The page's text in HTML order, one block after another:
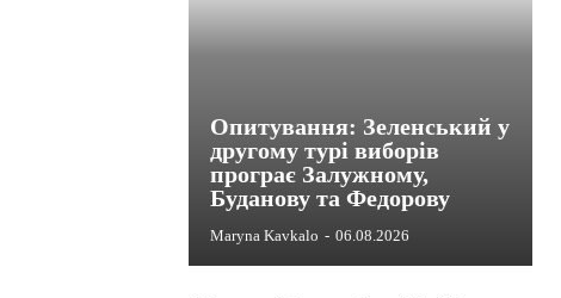
Опитування: Зеленський у
другому турі виборів
програє Залужному,
Буданову та Федорову
Maryna Kavkalo - 06.08.2026